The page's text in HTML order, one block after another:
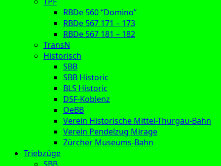
RBDe 560 “Domino”
RBDe 567 171 – 173
RBDe 567 181 – 182
TransN
Historisch
SBB
SBB Historic
BLS Historic
DSF-Koblenz
OeBB
Verein Historische Mittel-Thurgau-Bahn
Verein Pendelzug Mirage
Zürcher Museums-Bahn
Triebzüge